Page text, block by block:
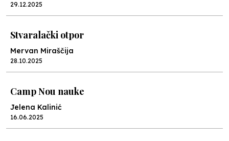
29.12.2025
Stvaralački otpor
Mervan Miraščija
28.10.2025
Camp Nou nauke
Jelena Kalinić
16.06.2025